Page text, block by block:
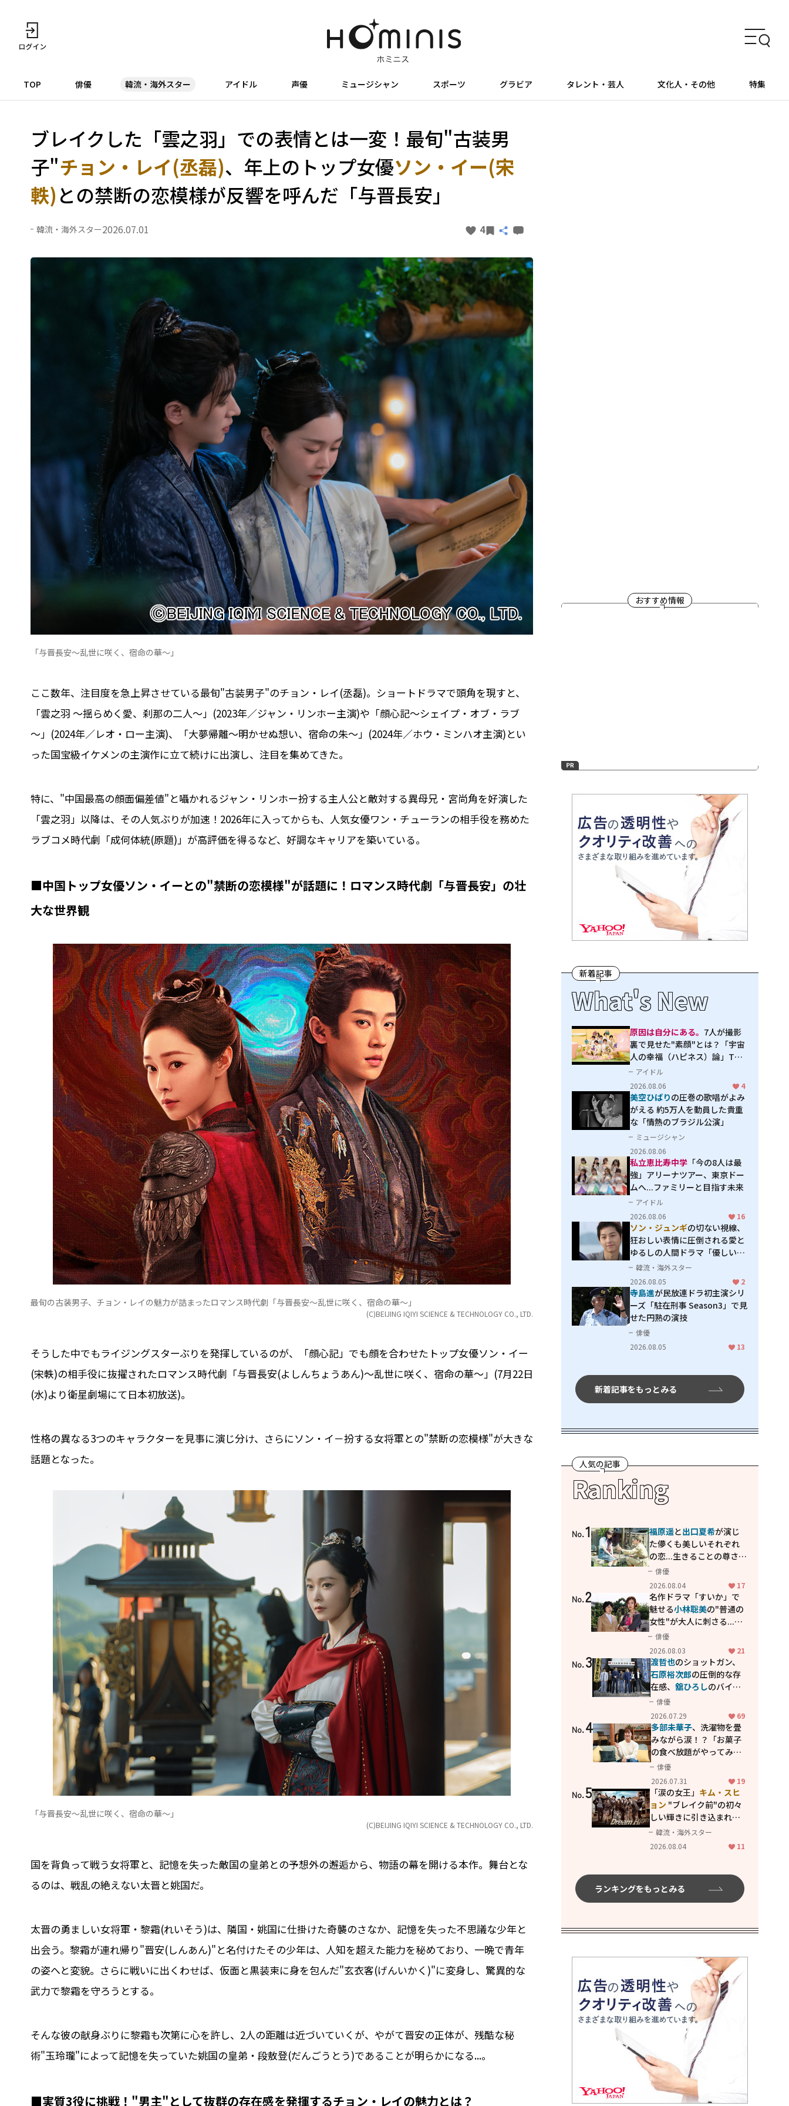
TOP 俳優 韓流・海外スター アイドル 声優 ミュージシャン スポーツ グラビア タレント・芸人 文化人・その他 特集
ブレイクした「雲之羽」での表情とは一変！最旬"古装男
子"チョン・レイ(丞磊)、年上のトップ女優ソン・イー(宋
軼)との禁断の恋模様が反響を呼んだ「与晋長安」
韓流・海外スター2026.07.01 4
「与晋長安～乱世に咲く、宿命の華～」
ここ数年、注目度を急上昇させている最旬"古装男子"のチョン・レイ(丞磊)。ショートドラマで頭角を現すと、
「雲之羽 ～揺らめく愛、刹那の二人～」(2023年／ジャン・リンホー主演)や「顔心記～シェイプ・オブ・ラブ
～」(2024年／レオ・ロー主演)、「大夢帰離～明かせぬ想い、宿命の朱～」(2024年／ホウ・ミンハオ主演)とい
った国宝級イケメンの主演作に立て続けに出演し、注目を集めてきた。
特に、"中国最高の顔面偏差値"と囁かれるジャン・リンホー扮する主人公と敵対する異母兄・宮尚角を好演した
「雲之羽」以降は、その人気ぶりが加速！2026年に入ってからも、人気女優ワン・チューランの相手役を務めた
ラブコメ時代劇「成何体統(原題)」が高評価を得るなど、好調なキャリアを築いている。
■中国トップ女優ソン・イーとの"禁断の恋模様"が話題に！ロマンス時代劇「与晋長安」の壮
大な世界観
最旬の古装男子、チョン・レイの魅力が詰まったロマンス時代劇「与晋長安～乱世に咲く、宿命の華～」
(C)BEIJING IQIYI SCIENCE & TECHNOLOGY CO., LTD.
そうした中でもライジングスターぶりを発揮しているのが、「顔心記」でも顔を合わせたトップ女優ソン・イー
(宋軼)の相手役に抜擢されたロマンス時代劇「与晋長安(よしんちょうあん)～乱世に咲く、宿命の華～」(7月22日
(水)より衛星劇場にて日本初放送)。
性格の異なる3つのキャラクターを見事に演じ分け、さらにソン・イ－扮する女将軍との"禁断の恋模様"が大きな
話題となった。
「与晋長安～乱世に咲く、宿命の華～」
(C)BEIJING IQIYI SCIENCE & TECHNOLOGY CO., LTD.
国を背負って戦う女将軍と、記憶を失った敵国の皇弟との予想外の邂逅から、物語の幕を開ける本作。舞台とな
るのは、戦乱の絶えない太晋と姚国だ。
太晋の勇ましい女将軍・黎霜(れいそう)は、隣国・姚国に仕掛けた奇襲のさなか、記憶を失った不思議な少年と
出会う。黎霜が連れ帰り"晋安(しんあん)"と名付けたその少年は、人知を超えた能力を秘めており、一晩で青年
の姿へと変貌。さらに戦いに出くわせば、仮面と黒装束に身を包んだ"玄衣客(げんいかく)"に変身し、驚異的な
武力で黎霜を守ろうとする。
そんな彼の献身ぶりに黎霜も次第に心を許し、2人の距離は近づいていくが、やがて晋安の正体が、残酷な秘
術"玉玲瓏"によって記憶を失っていた姚国の皇弟・段敖登(だんごうとう)であることが明らかになる...。
■実質3役に挑戦！"男主"として抜群の存在感を発揮するチョン・レイの魅力とは？
おすすめ情報
新着記事
What's New
原因は自分にある。 7人が撮影
裏で見せた"素顔"とは？「宇宙
人の幸福（ハピネス）論」THE
MAKING
アイドル
2026.08.06
4
美空ひばりの圧巻の歌唱がよみ
がえる 約5万人を動員した貴重
な「情熱のブラジル公演」
ミュージシャン
2026.08.06
私立恵比寿中学 「今の8人は最
強」アリーナツアー、東京ドー
ムへ...ファミリーと目指す未来
アイドル
2026.08.06
16
ソン・ジュンギの切ない視線、
狂おしい表情に圧倒される――愛と
ゆるしの人間ドラマ「優しい
男」
韓流・海外スター
2026.08.05
2
寺島進が民放連ドラ初主演シリ
ーズ「駐在刑事 Season3」で見
せた円熟の演技
俳優
2026.08.05
13
新着記事をもっとみる
人気の記事
Ranking
No.1 福原遥と出口夏希が演じ
た儚くも美しいそれぞれ
の恋...生きることの尊さを
教えてくれた映画「あの
花が咲く丘で、君とまた出
会えたら。」
俳優
2026.08.04
17
No.2
名作ドラマ「すいか」で
魅せる小林聡美の"普通の
女性"が大人に刺さる...映
画「かもめ食堂」にも通
じる静かな芝居
俳優
2026.08.03
21
No.3 渡哲也のショットガン、
石原裕次郎の圧倒的な存
在感、舘ひろしのバイク
アクション！"大門軍
団"のカッコよさが詰まっ
た「西部警察 PART-II」
俳優
2026.07.29
69
No.4 多部未華子、洗濯物を畳
みながら涙！？「お菓子
の食べ放題がやってみた
い」ハンディファン4台の
暑さ対策も明かす
俳優
2026.07.31
19
No.5 「涙の女王」 キム・スヒ
ョン "ブレイク前"の初々
しい輝きに引き込まれ
る...2PM テギョン
共演の青春名作「ドリー
韓流・海外スター
2026.08.04
11
ランキングをもっとみる